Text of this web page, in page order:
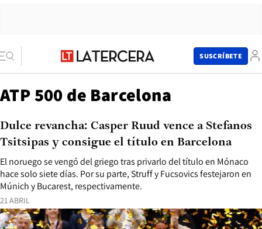
SUSCRÍBETE
ATP 500 de Barcelona
21 ABRIL
El noruego se vengó del griego tras privarlo del título en Mónaco
hace solo siete días. Por su parte, Struff y Fucsovics festejaron en
Múnich y Bucarest, respectivamente.
Dulce revancha: Casper Ruud vence a Stefanos
Tsitsipas y consigue el título en Barcelona